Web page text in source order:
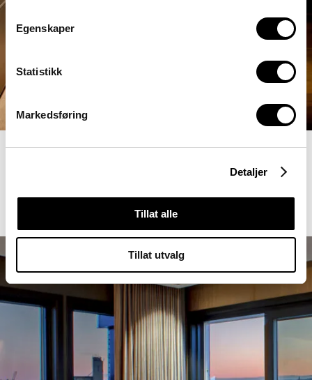
Egenskaper
Statistikk
Markedsføring
Detaljer
Tillat alle
Tillat utvalg